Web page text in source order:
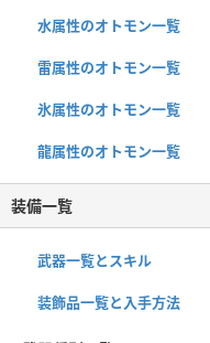
水属性のオトモン一覧
雷属性のオトモン一覧
氷属性のオトモン一覧
龍属性のオトモン一覧
装備一覧
武器一覧とスキル
装飾品一覧と入手方法